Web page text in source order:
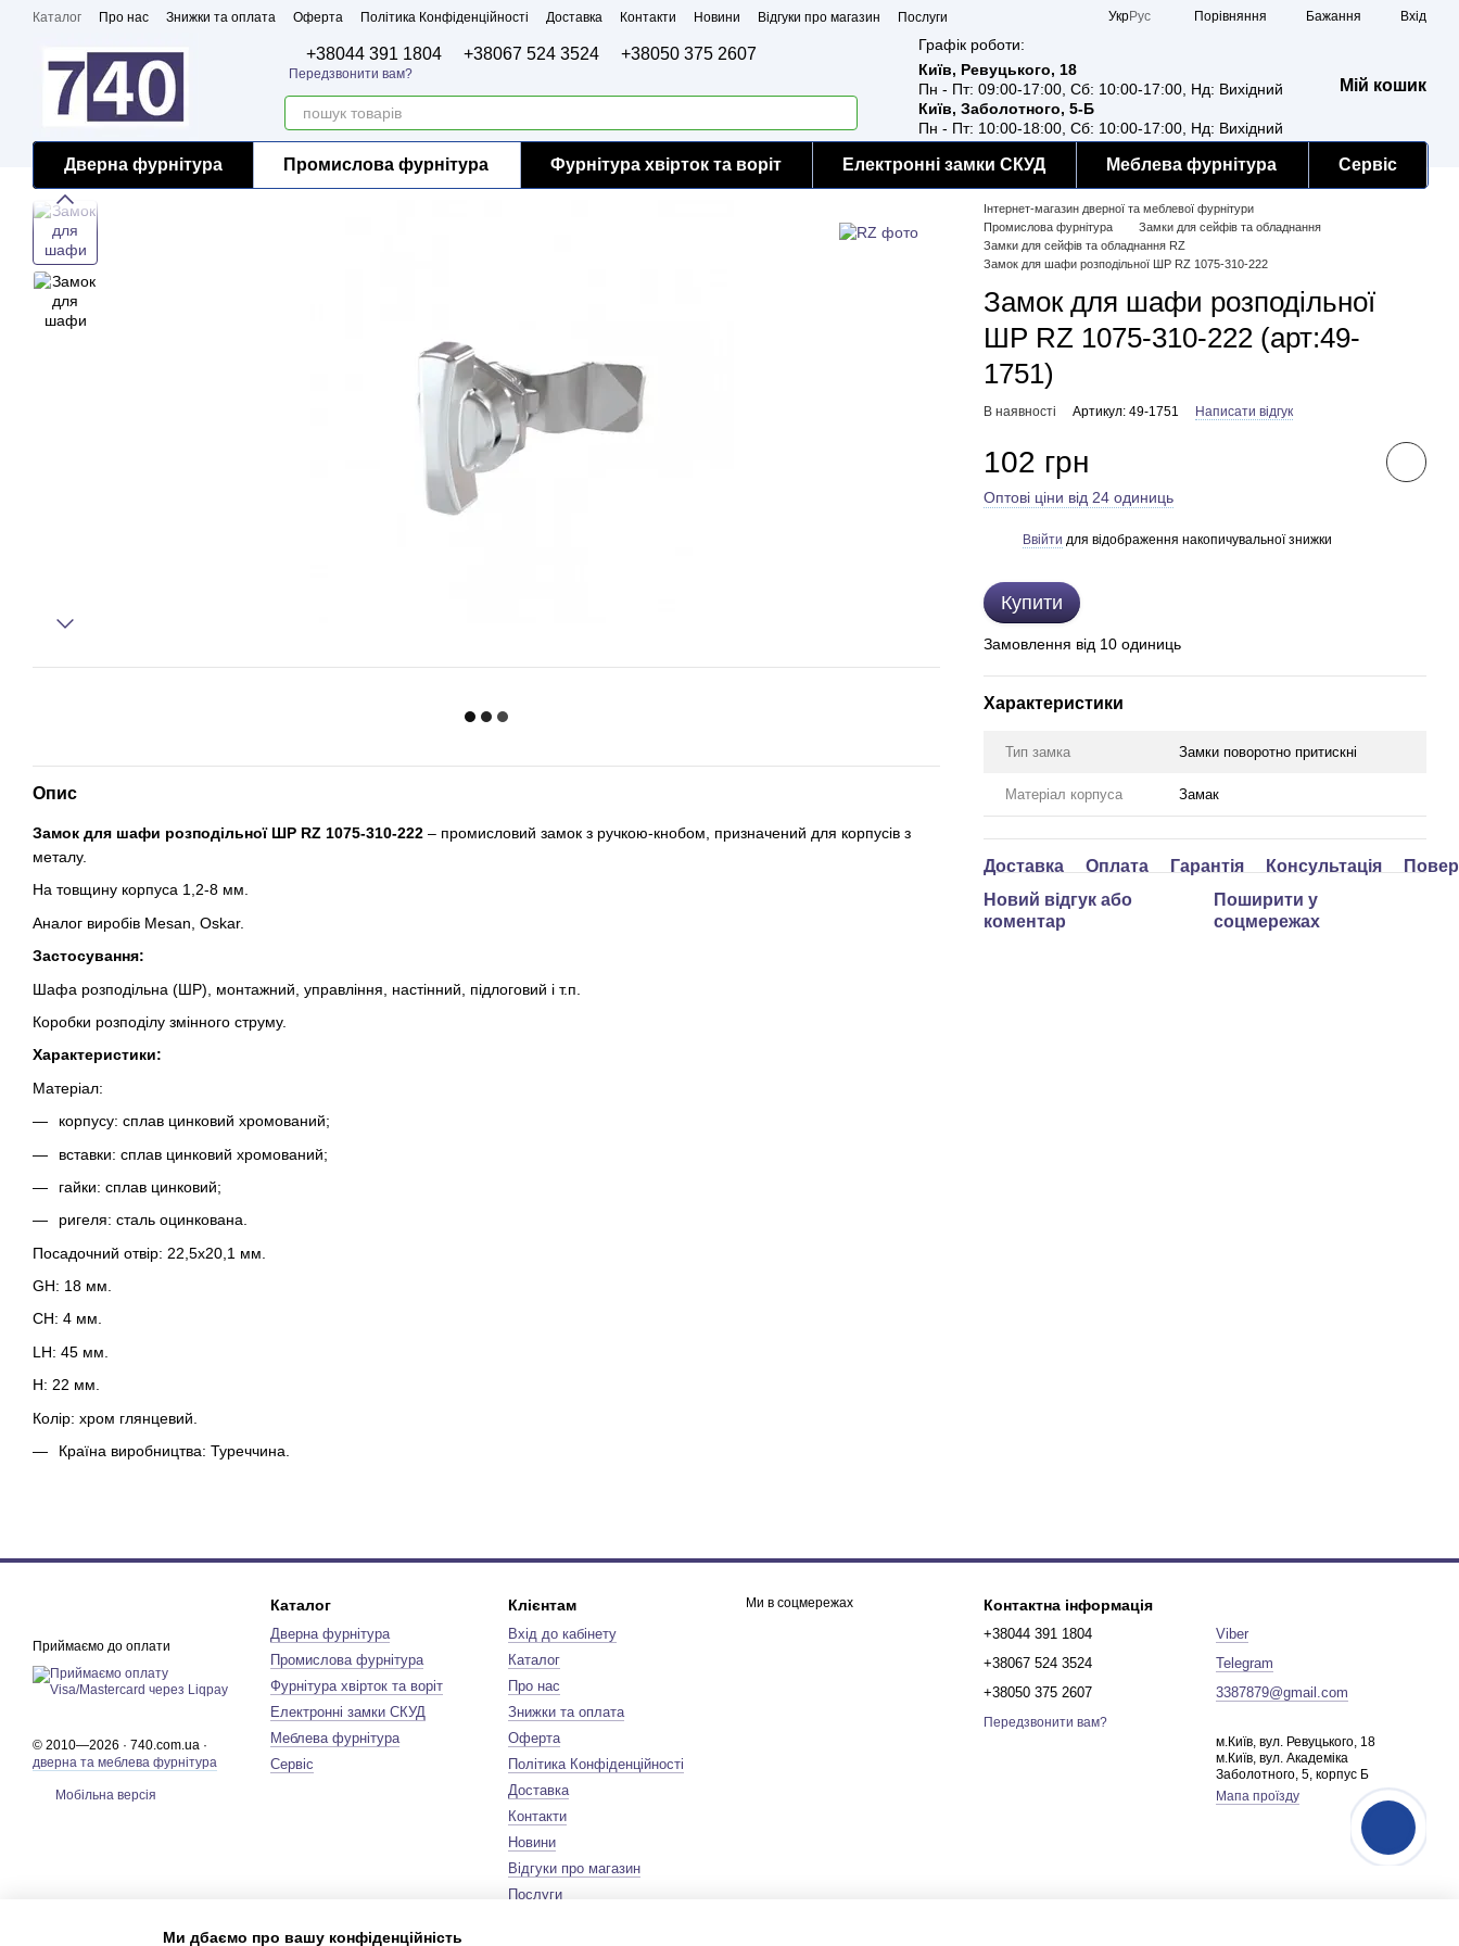
Перейти до основного контенту
Каталог Про нас Знижки та оплата Оферта Політика Конфіденційності Доставка Контакти Новини Відгуки про магазин
Послуги
УкрРус Порівняння Бажання Вхід
+38044 391 1804 +38067 524 3524 +38050 375 2607
Передзвонити вам?
Графік роботи:
Київ, Ревуцького, 18
Пн - Пт: 09:00-17:00, Сб: 10:00-17:00, Нд: Вихідний
Київ, Заболотного, 5-Б
Пн - Пт: 10:00-18:00, Сб: 10:00-17:00, Нд: Вихідний
Мій кошик
Дверна фурнітура Промислова фурнітура Фурнітура хвірток та воріт Електронні замки СКУД Меблева фурнітура Сервіс
Опис
Замок для шафи розподільної ШР RZ 1075-310-222 – промисловий замок з ручкою-кнобом, призначений для корпусів з
металу.
На товщину корпуса 1,2-8 мм.
Аналог виробів Mesan, Oskar.
Застосування:
Шафа розподільна (ШР), монтажний, управління, настінний, підлоговий і т.п.
Коробки розподілу змінного струму.
Характеристики:
Матеріал:
корпусу: сплав цинковий хромований;
вставки: сплав цинковий хромований;
гайки: сплав цинковий;
ригеля: сталь оцинкована.
Посадочний отвір: 22,5х20,1 мм.
GH: 18 мм.
CH: 4 мм.
LH: 45 мм.
H: 22 мм.
Колір: хром глянцевий.
Країна виробництва: Туреччина.
Інтернет-магазин дверної та меблевої фурнітури
Промислова фурнітура
Замки для сейфів та обладнання
Замки для сейфів та обладнання RZ
Замок для шафи розподільної ШР RZ 1075-310-222
Замок для шафи розподільної
ШР RZ 1075-310-222 (арт:49-
1751)
В наявності Артикул: 49-1751 Написати відгук
102 грн
Оптові ціни від 24 одиниць
Ввійти для відображення накопичувальної знижки
Купити
Замовлення від 10 одиниць
Характеристики
Тип замка Замки поворотно притискні
Матеріал корпуса Замак
Доставка Оплата Гарантія Консультація
Новий відгук або
коментар
Поширити у
соцмережах
Приймаємо до оплати
© 2010—2026 · 740.com.ua ·
дверна та меблева фурнітура
Мобільна версія
Каталог
Дверна фурнітура
Промислова фурнітура
Фурнітура хвірток та воріт
Електронні замки СКУД
Меблева фурнітура
Сервіс
Клієнтам
Вхід до кабінету
Каталог
Про нас
Знижки та оплата
Оферта
Політика Конфіденційності
Доставка
Контакти
Новини
Відгуки про магазин
Послуги
Ми в соцмережах Контактна інформація
+38044 391 1804
+38067 524 3524
+38050 375 2607
Передзвонити вам?
Viber
Telegram
3387879@gmail.com
м.Київ, вул. Ревуцького, 18
м.Київ, вул. Академіка
Заболотного, 5, корпус Б
Мапа проїзду
Ми дбаємо про вашу конфіденційність